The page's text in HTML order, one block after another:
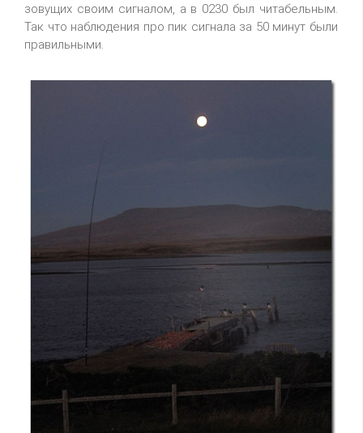
зовущих своим сигналом, а в 0230 был читабельным.
Так что наблюдения про пик сигнала за 50 минут были
правильными.